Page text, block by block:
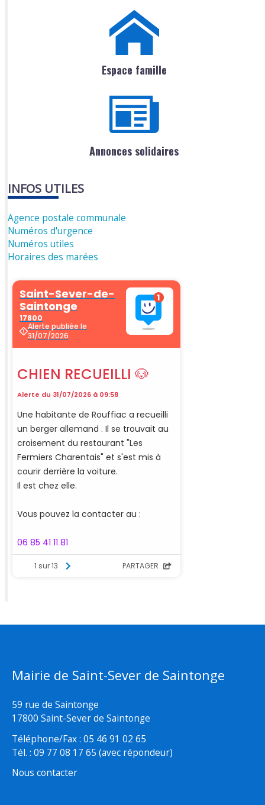
Espace famille
Annonces solidaires
INFOS UTILES
Agence postale communale
Numéros d'urgence
Numéros utiles
Horaires des marées
Mairie de Saint-Sever de Saintonge
59 rue de Saintonge
17800 Saint-Sever de Saintonge
Téléphone/Fax : 05 46 91 02 65
Tél. : 09 77 08 17 65 (avec répondeur)
Nous contacter